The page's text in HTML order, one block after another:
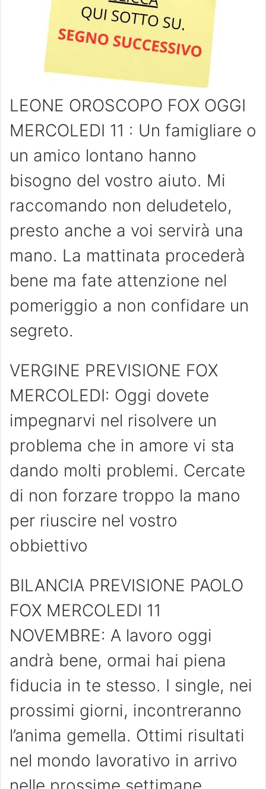
LEONE OROSCOPO FOX OGGI
MERCOLEDI 11 : Un famigliare o
un amico lontano hanno
bisogno del vostro aiuto. Mi
raccomando non deludetelo,
presto anche a voi servirà una
mano. La mattinata procederà
bene ma fate attenzione nel
pomeriggio a non confidare un
segreto.
VERGINE PREVISIONE FOX
MERCOLEDI: Oggi dovete
impegnarvi nel risolvere un
problema che in amore vi sta
dando molti problemi. Cercate
di non forzare troppo la mano
per riuscire nel vostro
obbiettivo
BILANCIA PREVISIONE PAOLO
FOX MERCOLEDI 11
NOVEMBRE: A lavoro oggi
andrà bene, ormai hai piena
fiducia in te stesso. I single, nei
prossimi giorni, incontreranno
l’anima gemella. Ottimi risultati
nel mondo lavorativo in arrivo